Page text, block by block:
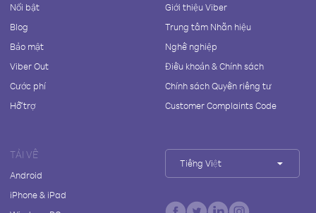
Nổi bật
Blog
Bảo mật
Viber Out
Cước phí
Hỗ trợ
Giới thiệu Viber
Trung tâm Nhãn hiệu
Nghề nghiệp
Điều khoản & Chính sách
Chính sách Quyền riêng tư
Customer Complaints Code
TẢI VỀ
Android
iPhone & iPad
Tiếng Việt